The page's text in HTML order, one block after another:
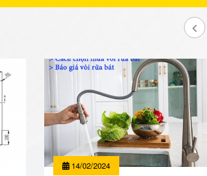
14/02/2024